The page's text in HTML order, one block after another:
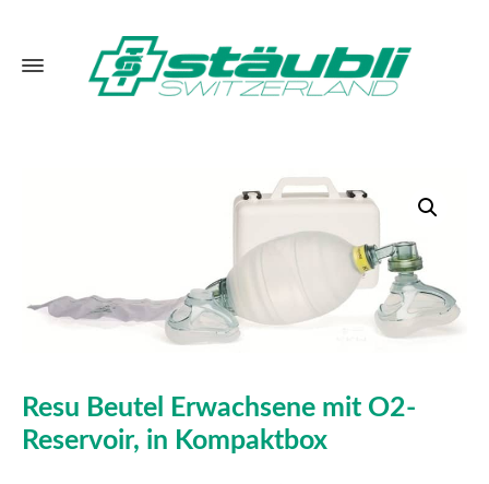
Resu Beutel Erwachsene mit O2-
Reservoir, in Kompaktbox